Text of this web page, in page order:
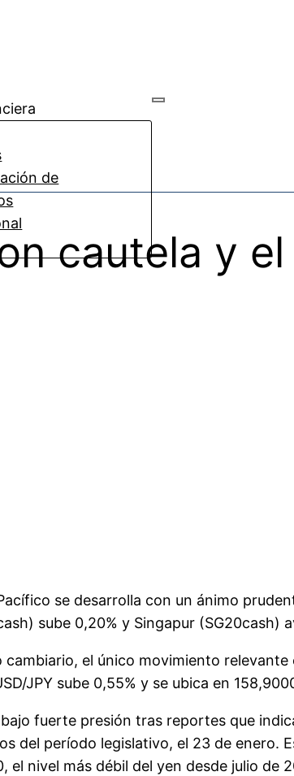
de
cautela y
se desarrolla con un ánimo
sube 0,20% y Singapur (SG20cash)
el único movimiento
JPY sube 0,55% y se ubica en
fuerte presión tras reportes que
del período legislativo, el 23 de enero.
el nivel más débil del yen desde julio de